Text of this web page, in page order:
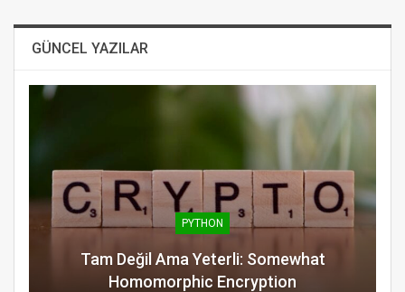
GÜNCEL YAZILAR
PYTHON
Tam Değil Ama Yeterli: Somewhat
Homomorphic Encryption